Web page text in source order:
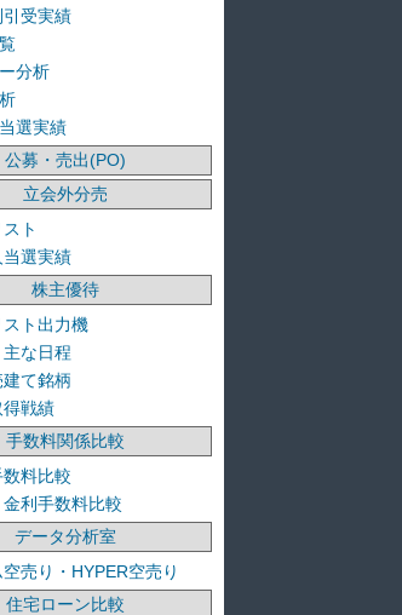
受実績
分析
選実績
公募・売出(PO)
立会外分売
ト
選実績
株主優待
ト出力機
な日程
て銘柄
戦績
手数料関係比較
料比較
利手数料比較
データ分析室
売り・HYPER空売り
住宅ローン比較